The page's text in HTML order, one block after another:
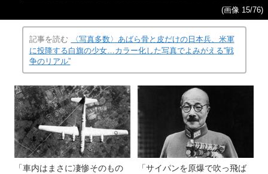
(画像 15/76)
記事を読む
〈写真多数〉あばら骨と皮だけの日本兵、米軍
に投降する白旗の少女…カラー化した写真でよみがえる“戦
争のリアル”
「車内はまさに凄惨そのもの
「サイパンを原爆で吹っ飛ば